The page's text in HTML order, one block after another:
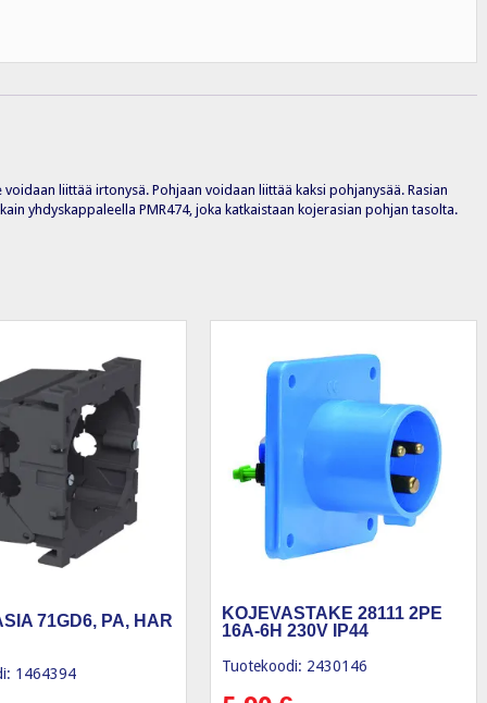
liittää irtonysä. Pohjaan voidaan liittää kaksi pohjanysää. Rasian
yhdyskappaleella PMR474, joka katkaistaan kojerasian pohjan tasolta.
71GD6, PA, HAR
1464394
KOJEVASTAKE 28111 2PE
16A-6H 230V IP44
Tuotekoodi: 2430146